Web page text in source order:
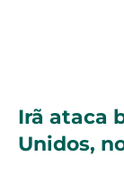
Irã ataca
Unidos,